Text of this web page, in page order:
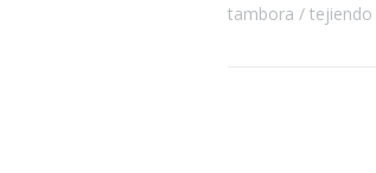
tambora
tejiendo